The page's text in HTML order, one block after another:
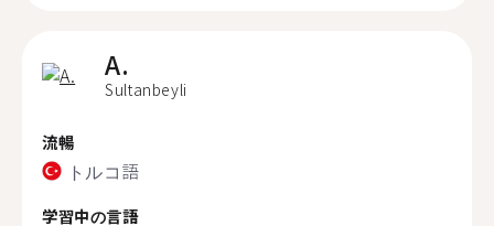
A.
Sultanbeyli
流暢
トルコ語
学習中の言語